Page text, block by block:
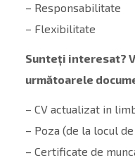
– Responsabilitate
– Flexibilitate
Sunteți interesat?
următoarele
– CV actualizat in
– Poza (de la locul
– Certificate de